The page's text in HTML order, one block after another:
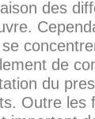
des
de
du
Outre les